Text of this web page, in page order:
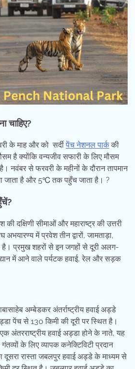
चाहिए?
के माह और को सर्दी पेंच नेशनल पार्क की
है क्योंकि वन्यजीव सफारी के लिए मौसम
नवंबर से फरवरी के महीनों के दौरान तापमान
जाता है और 5℃ तक पहुँच जाता है। ?
की दक्षिणी सीमाओं और महाराष्ट्र की उत्तरी
में प्रवेश तीन द्वारों, जामताड़ा,
है। प्रमुख शहरों से इन जगहों से दूरी अलग-
में आने वाले पर्यटक हवाई, रेल और सड़क
अम्बेडकर अंतर्राष्ट्रीय हवाई अड्डे
पेंच से 130 किमी की दूरी पर स्थित है।
अंतरराष्ट्रीय हवाई अड्डा होने के नाते, यह
के लिए व्यापक कनेक्टिविटी प्रदान
रास्ता जबलपुर हवाई अड्डे के माध्यम से